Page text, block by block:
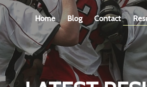
Home Blog Contact